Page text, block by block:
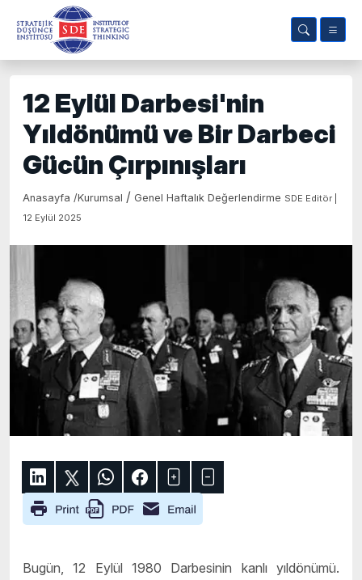
12 Eylül Darbesi'nin
Yıldönümü ve Bir Darbeci
Gücün Çırpınışları
Anasayfa /Kurumsal / Genel Haftalık Değerlendirme SDE Editör |
12 Eylül 2025
Bugün, 12 Eylül 1980 Darbesinin kanlı yıldönümü.